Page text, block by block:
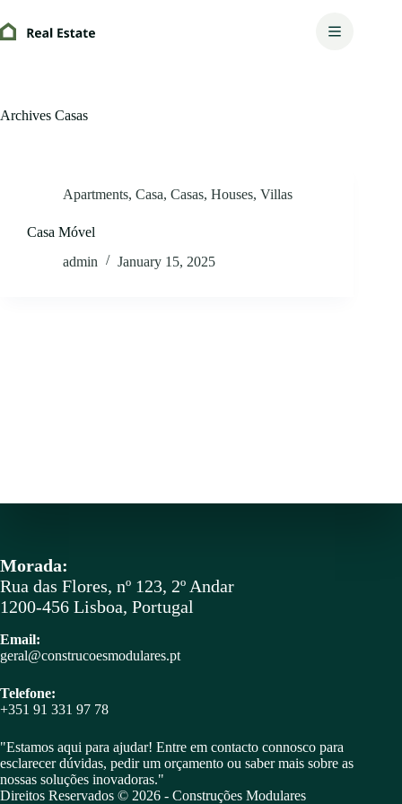
to
content
Archives Casas
Apartments, Casa, Casas, Houses, Villas
Casa Móvel
admin
January 15, 2025
Morada:
Rua das Flores, nº 123, 2º Andar
1200-456 Lisboa, Portugal
Email:
geral@construcoesmodulares.pt
Telefone:
+351 91 331 97 78
"Estamos aqui para ajudar! Entre em contacto connosco para
esclarecer dúvidas, pedir um orçamento ou saber mais sobre as
nossas soluções inovadoras."
Direitos Reservados © 2026 - Construções Modulares